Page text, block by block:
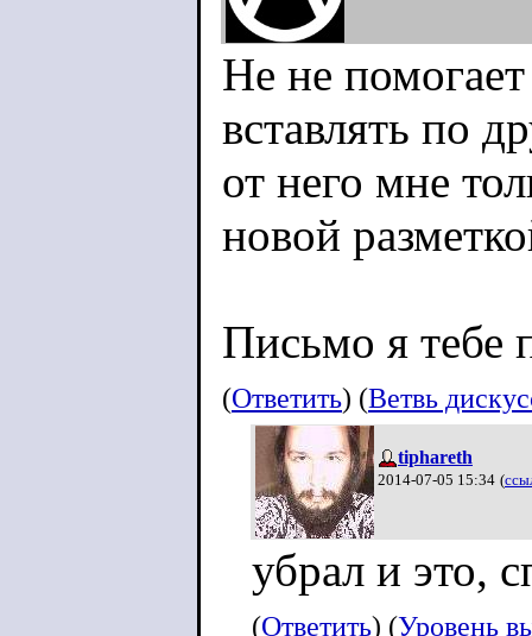
Не не
вставлять по
от него мне
новой
Письмо я тебе
(Ответить) (Ветвь
tiphareth
2014-07-05 15:34 (
убрал и это,
(Ответить) (Уровень